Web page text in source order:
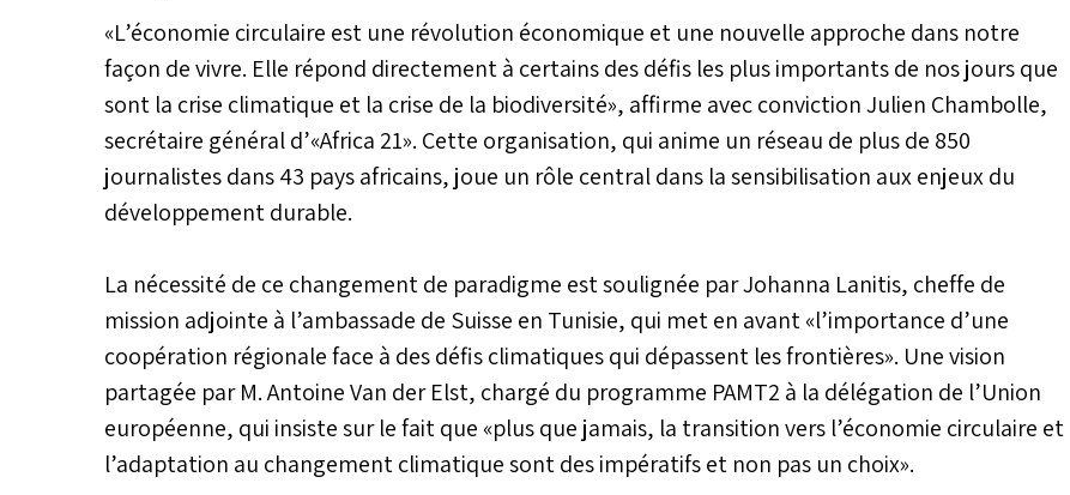
«L’économie circulaire est une révolution économique et une nouvelle approche dans notre
façon de vivre. Elle répond directement à certains des défis les plus importants de nos jours que
sont la crise climatique et la crise de la biodiversité», affirme avec conviction Julien Chambolle,
secrétaire général d’«Africa 21». Cette organisation, qui anime un réseau de plus de 850
journalistes dans 43 pays africains, joue un rôle central dans la sensibilisation aux enjeux du
développement durable.
La nécessité de ce changement de paradigme est soulignée par Johanna Lanitis, cheffe de
mission adjointe à l’ambassade de Suisse en Tunisie, qui met en avant «l’importance d’une
coopération régionale face à des défis climatiques qui dépassent les frontières». Une vision
partagée par M. Antoine Van der Elst, chargé du programme PAMT2 à la délégation de l’Union
européenne, qui insiste sur le fait que «plus que jamais, la transition vers l’économie circulaire et
l’adaptation au changement climatique sont des impératifs et non pas un choix».